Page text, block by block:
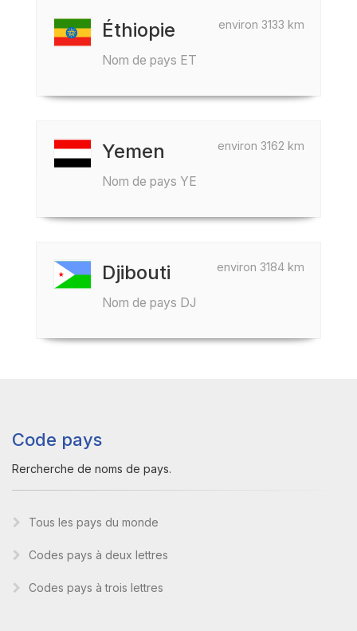
environ 3133 km
Éthiopie
Nom de pays ET
environ 3162 km
Yemen
Nom de pays YE
environ 3184 km
Djibouti
Nom de pays DJ
Code pays
Rercherche de noms de pays.
Tous les pays du monde
Codes pays à deux lettres
Codes pays à trois lettres